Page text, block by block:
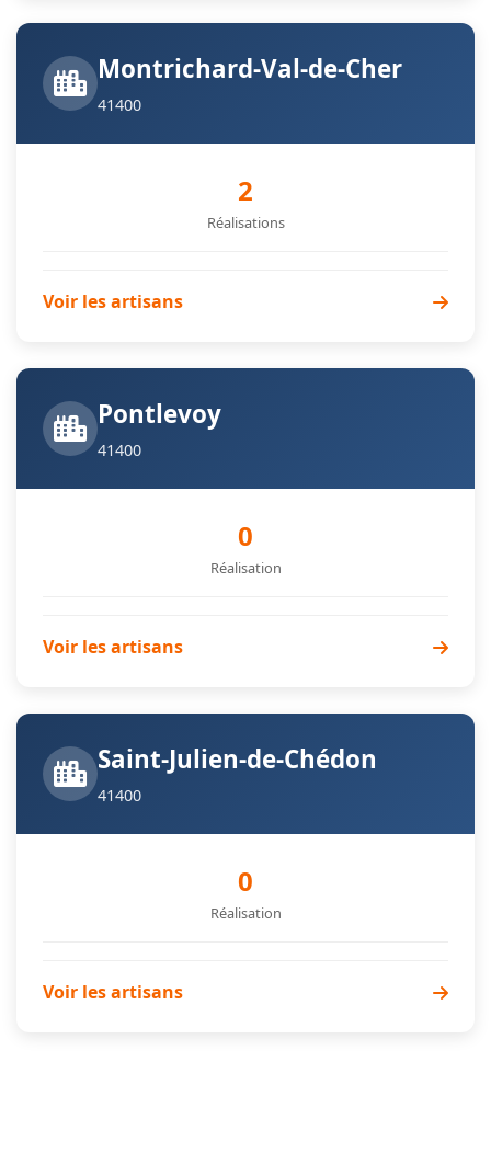
Montrichard-Val-de-Cher
41400
2
Réalisations
Voir les artisans
Pontlevoy
41400
0
Réalisation
Voir les artisans
Saint-Julien-de-Chédon
41400
0
Réalisation
Voir les artisans